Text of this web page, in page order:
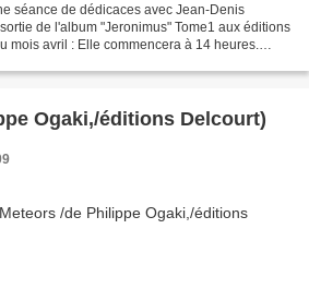
séance de dédicaces avec Jean-Denis
de l'album "Jeronimus" Tome1 aux éditions
mois avril : Elle commencera à 14 heures.
Ogaki,/éditions Delcourt)